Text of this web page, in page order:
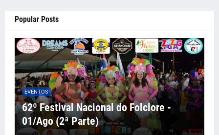
Popular Posts
EVENTOS
62º Festival Nacional do Folclore -
01/Ago (2ª Parte)